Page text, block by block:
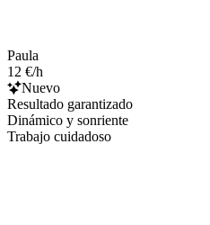
Paula
12 €/h
Nuevo
Resultado garantizado
Dinámico y sonriente
Trabajo cuidadoso